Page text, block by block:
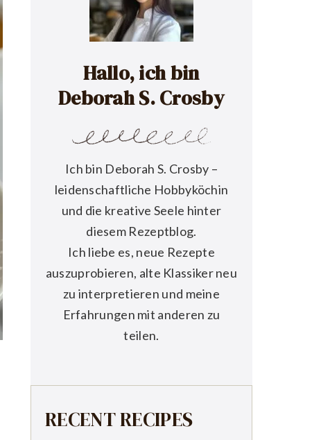
Hallo, ich bin
Deborah S. Crosby
Ich bin Deborah S. Crosby –
leidenschaftliche Hobbyköchin
und die kreative Seele hinter
diesem Rezeptblog.
Ich liebe es, neue Rezepte
auszuprobieren, alte Klassiker neu
zu interpretieren und meine
Erfahrungen mit anderen zu
teilen.
RECENT RECIPES